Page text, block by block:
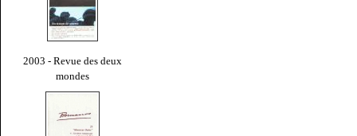
2003 - Revue des deux
mondes